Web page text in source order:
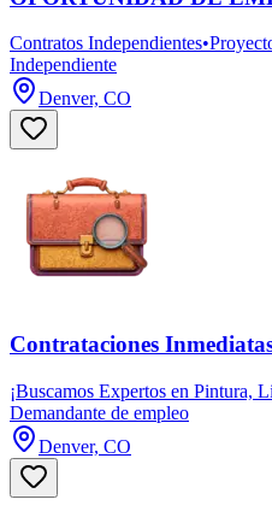
Contratos
Independiente
Denver, CO
Contrataciones
¡Buscamos Expertos en Pintura,
Demandante de empleo
Denver, CO